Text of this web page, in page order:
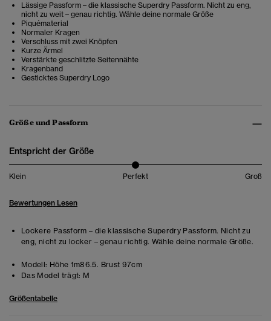
Lässige Passform – die klassische Superdry Passform. Nicht zu eng,
nicht zu weit – genau richtig. Wähle deine normale Größe
Piquématerial
Normaler Kragen
Verschluss mit zwei Knöpfen
Kurze Ärmel
Verstärkte geschlitzte Seitennähte
Kragenband
Gesticktes Superdry Logo
Größe und Passform
Entspricht der Größe
Klein Perfekt Groß
Bewertungen Lesen
Lockere Passform – die klassische Superdry Passform. Nicht zu
eng, nicht zu locker – genau richtig. Wähle deine normale Größe.
Modell: Höhe 1m86.5. Brust 97cm
Das Model trägt: M
Größentabelle